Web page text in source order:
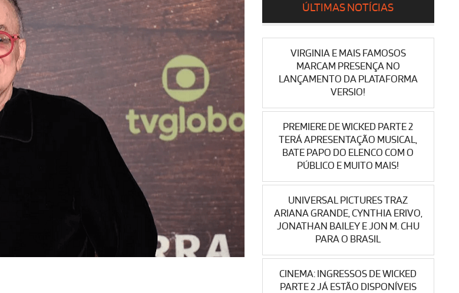
ÚLTIMAS NOTÍCIAS
VIRGINIA E MAIS FAMOSOS
MARCAM PRESENÇA NO
LANÇAMENTO DA PLATAFORMA
VERSIO!
PREMIERE DE WICKED PARTE 2
TERÁ APRESENTAÇÃO MUSICAL,
BATE PAPO DO ELENCO COM O
PÚBLICO E MUITO MAIS!
UNIVERSAL PICTURES TRAZ
ARIANA GRANDE, CYNTHIA ERIVO,
JONATHAN BAILEY E JON M. CHU
PARA O BRASIL
CINEMA: INGRESSOS DE WICKED
PARTE 2 JÁ ESTÃO DISPONÍVEIS